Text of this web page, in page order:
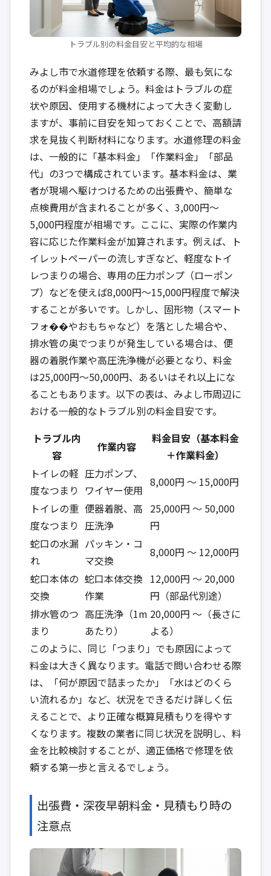
トラブル別の料金目安と平均的な相場
みよし市で水道修理を依頼する際、最も気にな
るのが料金相場でしょう。料金はトラブルの症
状や原因、使用する機材によって大きく変動し
ますが、事前に目安を知っておくことで、高額請
求を見抜く判断材料になります。水道修理の料金
は、一般的に「基本料金」「作業料金」「部品
代」の3つで構成されています。基本料金は、業
者が現場へ駆けつけるための出張費や、簡単な
点検費用が含まれることが多く、3,000円〜
5,000円程度が相場です。ここに、実際の作業内
容に応じた作業料金が加算されます。例えば、ト
イレットペーパーの流しすぎなど、軽度なトイ
レつまりの場合、専用の圧力ポンプ（ローポン
プ）などを使えば8,000円〜15,000円程度で解決
することが多いです。しかし、固形物（スマート
フォ��やおもちゃなど）を落とした場合や、
排水管の奥でつまりが発生している場合は、便
器の着脱作業や高圧洗浄機が必要となり、料金
は25,000円〜50,000円、あるいはそれ以上にな
ることもあります。以下の表は、みよし市周辺に
おける一般的なトラブル別の料金目安です。
トラブル内
容
作業内容
料金目安（基本料金
＋作業料金）
トイレの軽
度なつまり
圧力ポンプ、
ワイヤー使用
8,000円 ～ 15,000円
トイレの重
度なつまり
便器着脱、高
圧洗浄
25,000円 ～ 50,000
円
蛇口の水漏
れ
パッキン・コ
マ交換
8,000円 ～ 12,000円
蛇口本体の
交換
蛇口本体交換
作業
12,000円 ～ 20,000
円（部品代別途）
排水管のつ
まり
高圧洗浄（1m
あたり）
20,000円 ～（長さに
よる）
このように、同じ「つまり」でも原因によって
料金は大きく異なります。電話で問い合わせる際
は、「何が原因で詰まったか」「水はどのくら
い流れるか」など、状況をできるだけ詳しく伝
えることで、より正確な概算見積もりを得やす
くなります。複数の業者に同じ状況を説明し、料
金を比較検討することが、適正価格で修理を依
頼する第一歩と言えるでしょう。
出張費・深夜早朝料金・見積もり時の
注意点